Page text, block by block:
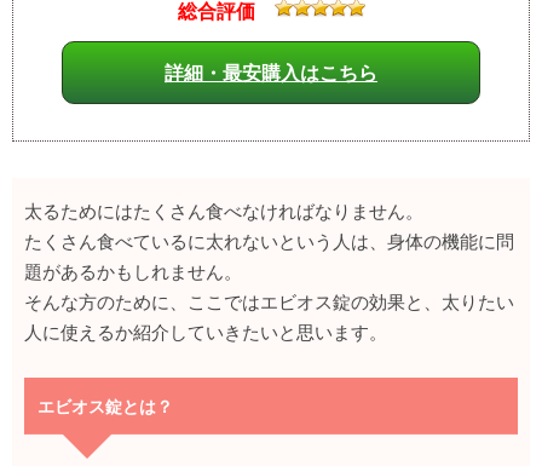
総合評価
詳細・最安購入はこちら
太るためにはたくさん食べなければなりません。
たくさん食べているに太れないという人は、身体の機能に問
題があるかもしれません。
そんな方のために、ここではエビオス錠の効果と、太りたい
人に使えるか紹介していきたいと思います。
エビオス錠とは？